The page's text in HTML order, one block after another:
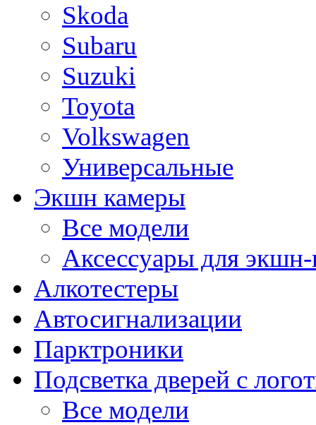
Skoda
Subaru
Suzuki
Toyota
Volkswagen
Универсальные
Экшн камеры
Все модели
Аксессуары для
Алкотестеры
Автосигнализации
Парктроники
Подсветка дверей с
Все модели